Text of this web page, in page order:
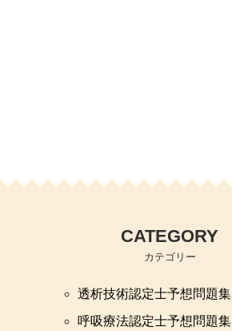
CATEGORY
カテゴリー
透析技術認定士予想問題集
呼吸療法認定士予想問題集